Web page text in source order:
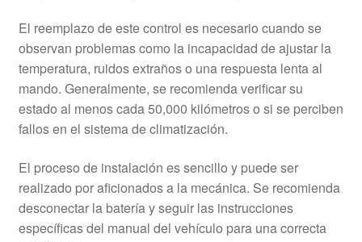
El reemplazo de este control es necesario cuando se
observan problemas como la incapacidad de ajustar la
temperatura, ruidos extraños o una respuesta lenta al
mando. Generalmente, se recomienda verificar su
estado al menos cada 50,000 kilómetros o si se perciben
fallos en el sistema de climatización.
El proceso de instalación es sencillo y puede ser
realizado por aficionados a la mecánica. Se recomienda
desconectar la batería y seguir las instrucciones
específicas del manual del vehículo para una correcta